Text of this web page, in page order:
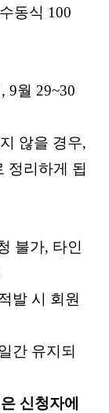
수동식 100
, 9월 29~30
않을 경우,
정리하게 됩
불가, 타인
발 시 회원
간 유지되
신청자에